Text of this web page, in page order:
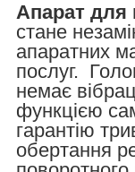
Апарат для
стане
апаратних
послуг.
немає
функцією
гарантію
обертання